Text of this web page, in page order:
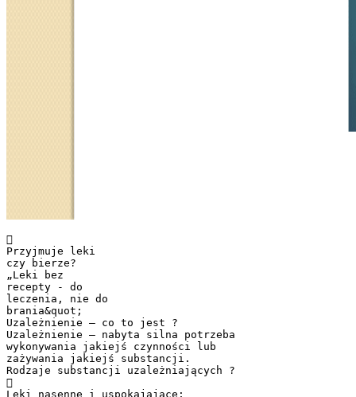

Przyjmuje leki
czy bierze?
„Leki bez
recepty - do
leczenia, nie do
brania&quot;
Uzależnienie – co to jest ?
Uzależnienie – nabyta silna potrzeba
wykonywania jakiejś czynności lub
zażywania jakiejś substancji.
Rodzaje substancji uzależniających ?

Leki nasenne i uspokajające;